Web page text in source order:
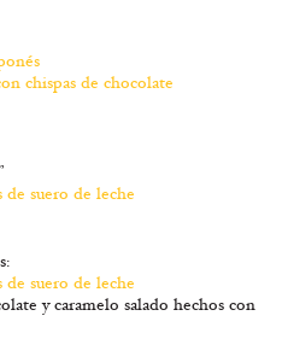
chispas de chocolate
de suero de leche
de suero de leche
y caramelo salado hechos con